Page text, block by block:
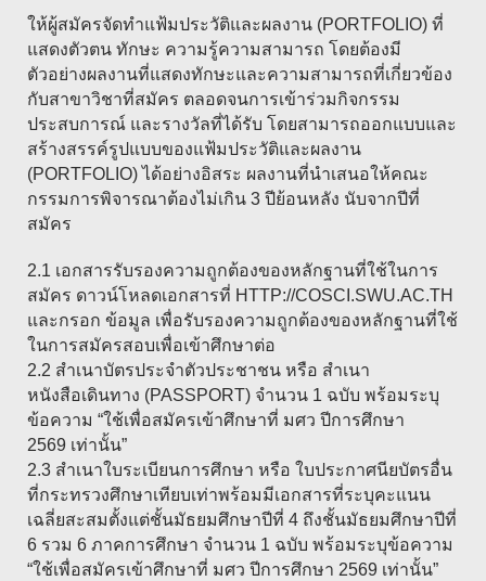
ให้ผู้สมัครจัดทำแฟ้มประวัติและผลงาน (PORTFOLIO) ที่
แสดงตัวตน ทักษะ ความรู้ความสามารถ โดยต้องมี
ตัวอย่างผลงานที่แสดงทักษะและความสามารถที่เกี่ยวข้อง
กับสาขาวิชาที่สมัคร ตลอดจนการเข้าร่วมกิจกรรม
ประสบการณ์ และรางวัลที่ได้รับ โดยสามารถออกแบบและ
สร้างสรรค์รูปแบบของแฟ้มประวัติและผลงาน
(PORTFOLIO) ได้อย่างอิสระ ผลงานที่นำเสนอให้คณะ
กรรมการพิจารณาต้องไม่เกิน 3 ปีย้อนหลัง นับจากปีที่
สมัคร
2.1 เอกสารรับรองความถูกต้องของหลักฐานที่ใช้ในการ
สมัคร ดาวน์โหลดเอกสารที่ HTTP://COSCI.SWU.AC.TH
และกรอก ข้อมูล เพื่อรับรองความถูกต้องของหลักฐานที่ใช้
ในการสมัครสอบเพื่อเข้าศึกษาต่อ
2.2 สำเนาบัตรประจำตัวประชาชน หรือ สำเนา
หนังสือเดินทาง (PASSPORT) จำนวน 1 ฉบับ พร้อมระบุ
ข้อความ “ใช้เพื่อสมัครเข้าศึกษาที่ มศว ปีการศึกษา
2569 เท่านั้น”
2.3 สำเนาใบระเบียนการศึกษา หรือ ใบประกาศนียบัตรอื่น
ที่กระทรวงศึกษาเทียบเท่าพร้อมมีเอกสารที่ระบุคะแนน
เฉลี่ยสะสมตั้งแต่ชั้นมัธยมศึกษาปีที่ 4 ถึงชั้นมัธยมศึกษาปีที่
6 รวม 6 ภาคการศึกษา จำนวน 1 ฉบับ พร้อมระบุข้อความ
“ใช้เพื่อสมัครเข้าศึกษาที่ มศว ปีการศึกษา 2569 เท่านั้น”